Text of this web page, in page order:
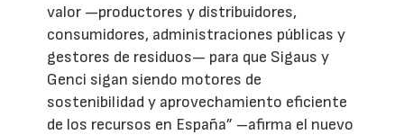
valor —productores y distribuidores,
consumidores, administraciones públicas y
gestores de residuos— para que Sigaus y
Genci sigan siendo motores de
sostenibilidad y aprovechamiento eficiente
de los recursos en España” –afirma el nuevo